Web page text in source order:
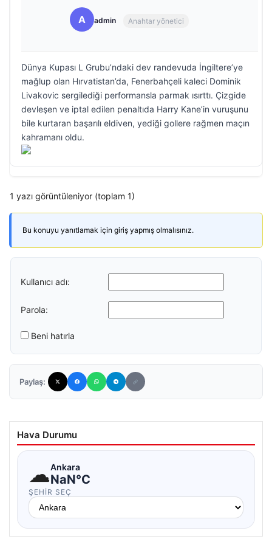
A admin Anahtar yönetici
Dünya Kupası L Grubu’ndaki dev randevuda İngiltere’ye
mağlup olan Hırvatistan’da, Fenerbahçeli kaleci Dominik
Livakovic sergilediği performansla parmak ısırttı. Çizgide
devleşen ve iptal edilen penaltıda Harry Kane’in vuruşunu
bile kurtaran başarılı eldiven, yediği gollere rağmen maçın
kahramanı oldu.
1 yazı görüntüleniyor (toplam 1)
Bu konuyu yanıtlamak için giriş yapmış olmalısınız.
Kullanıcı adı:
Parola:
Beni hatırla
Paylaş:
Hava Durumu
☁Ankara
NaN°C
ŞEHIR SEÇ